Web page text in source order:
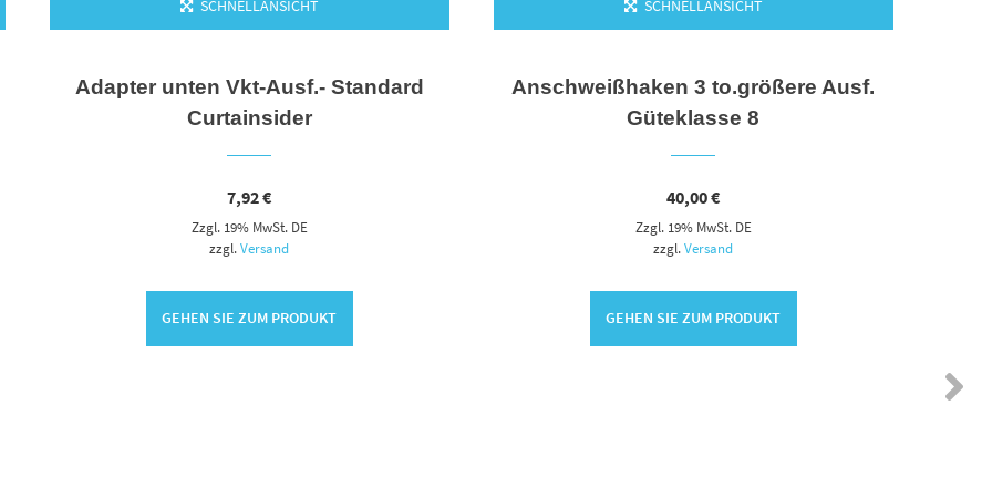
SCHNELLANSICHT
Adapter unten Vkt-Ausf.- Standard
Curtainsider
7,92€
Zzgl. 19% MwSt. DE
zzgl.Versand
GEHEN SIE ZUM PRODUKT
SCHNELLANSICHT
Anschweißhaken 3 to.größere Ausf.
Güteklasse 8
40,00€
Zzgl. 19% MwSt. DE
zzgl.Versand
GEHEN SIE ZUM PRODUKT